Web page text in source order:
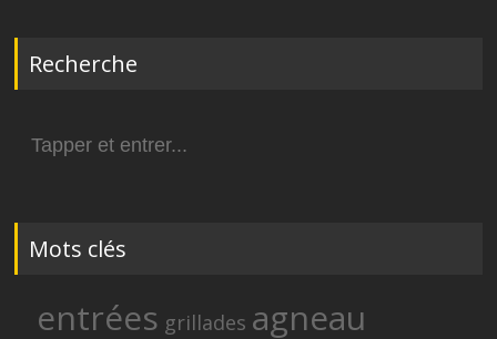
Recherche
for:
Mots clés
entrées grillades agneau